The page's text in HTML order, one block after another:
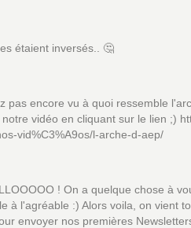
étaient inversés.. 🤔
pas encore vu à quoi ressemble
vidéo en cliquant sur le lien ;)
vid%C3%A9os/l-arche-d-aep/
! On a quelque chose à
à l'agréable :) Alors voila, on vient
envoyer nos premières